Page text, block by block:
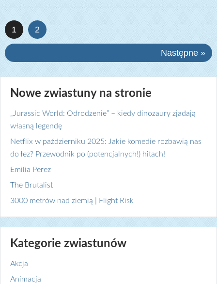
1 2
Następne »
Nowe zwiastuny na stronie
„Jurassic World: Odrodzenie” – kiedy dinozaury zjadają
własną legendę
Netflix w październiku 2025: Jakie komedie rozbawią nas
do łez? Przewodnik po (potencjalnych!) hitach!
Emilia Pérez
The Brutalist
3000 metrów nad ziemią | Flight Risk
Kategorie zwiastunów
Akcja
Animacja